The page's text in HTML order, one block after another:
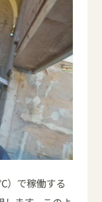
）で稼働する